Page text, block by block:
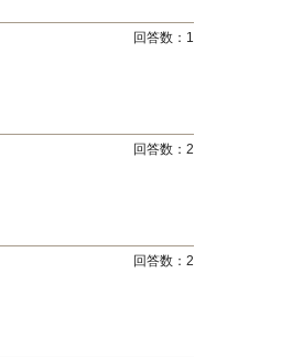
回答数： 1
回答数： 2
回答数： 2